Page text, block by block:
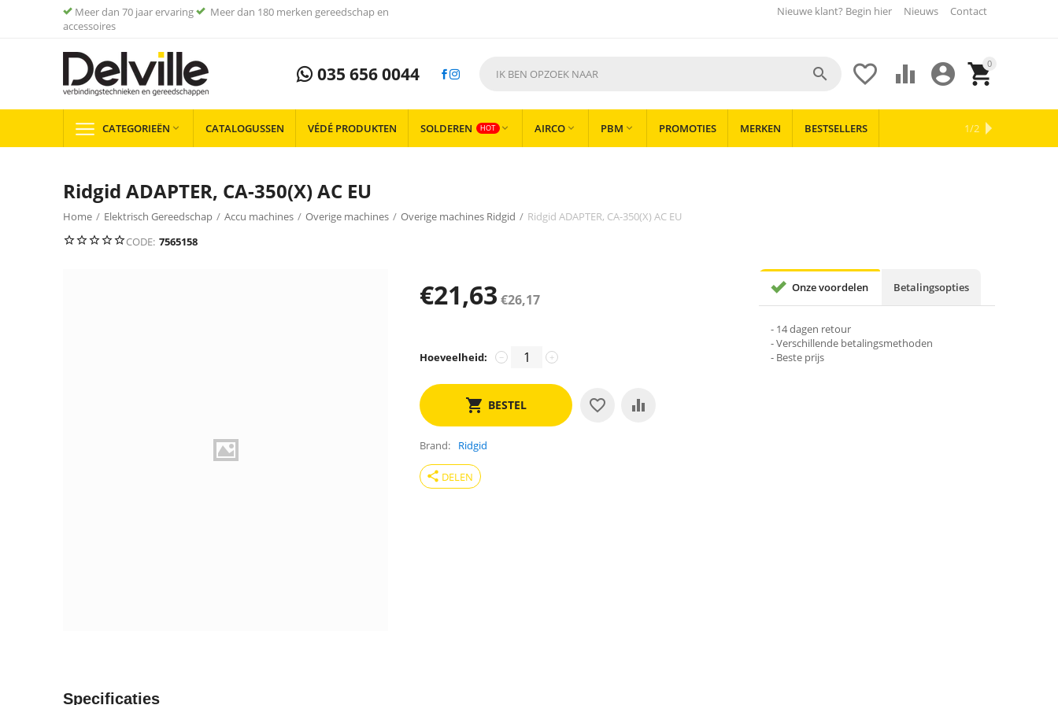
Meer dan 70 jaar ervaring
Meer dan 180 merken gereedschap en
accessoires
Nieuwe klant? Begin hier Nieuws Contact
035 656 0044 0


 

CATEGORIEËN  CATALOGUSSEN VÉDÉ PRODUKTEN SOLDEREN HOT  AIRCO  PBM  PROMOTIES MERKEN BESTSELLERS 1/2
Ridgid ADAPTER, CA-350(X) AC EU
Home / Elektrisch Gereedschap / Accu machines / Overige machines / Overige machines Ridgid / Ridgid ADAPTER, CA-350(X) AC EU
CODE: 7565158
€21,63 €26,17
Hoeveelheid: +
−
BESTEL
Brand Ridgid
share DELEN
Onze voordelen Betalingsopties
- 14 dagen retour
- Verschillende betalingsmethoden
- Beste prijs
Specificaties